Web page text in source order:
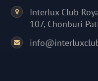
Interlux Club
107, Chonburi